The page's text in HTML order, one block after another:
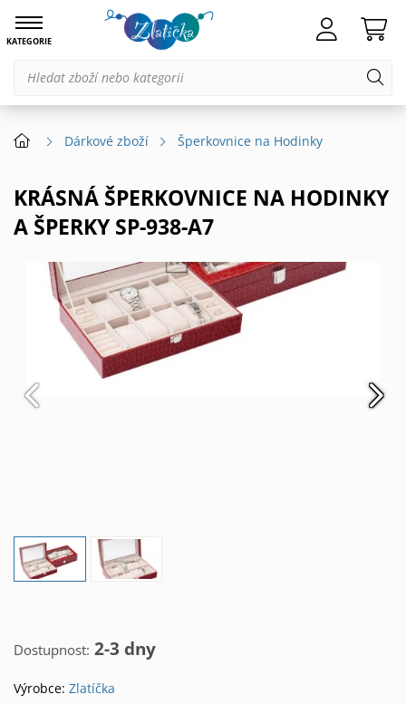
KATEGORIE
Dárkové zboží Šperkovnice na Hodinky
KRÁSNÁ ŠPERKOVNICE NA HODINKY
A ŠPERKY SP-938-A7
Dostupnost: 2-3 dny
Výrobce: Zlatíčka